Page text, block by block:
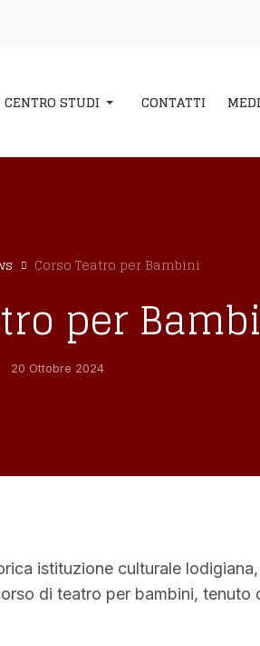
CENTRO STUDI CONTATTI
Corso Teatro per Bambini
per
20 Ottobre 2024
istituzione culturale
di teatro per bambini, tenuto